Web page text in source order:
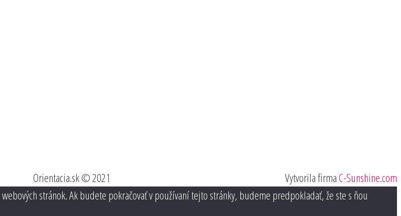
Orientacia.sk © 2021 Vytvorila firmaC-Sunshine.com
stránok. Ak budete pokračovať v používaní tejto stránky, budeme predpokladať, že ste s ňou